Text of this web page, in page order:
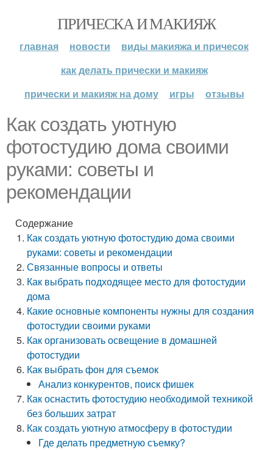
ПРИЧЕСКА И МАКИЯЖ
главная новости
виды макияжа и причесок
как делать прически и макияж
прически и макияж на дому
игры отзывы
Как создать уютную
фотостудию дома своими
руками: советы и
рекомендации
Содержание
Как создать уютную фотостудию дома своими
руками: советы и рекомендации
Связанные вопросы и ответы
Как выбрать подходящее место для фотостудии
дома
Какие основные компоненты нужны для создания
фотостудии своими руками
Как организовать освещение в домашней
фотостудии
Как выбрать фон для съемок
Анализ конкурентов, поиск фишек
Как оснастить фотостудию необходимой техникой
без больших затрат
Как создать уютную атмосферу в фотостудии
Где делать предметную съемку?